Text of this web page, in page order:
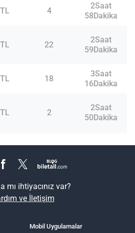
4
2Saat
58Dakika
22
2Saat
59Dakika
18
3Saat
16Dakika
2
2Saat
50Dakika
mı ihtiyacınız var?
ve İletişim
Mobil Uygulamalar